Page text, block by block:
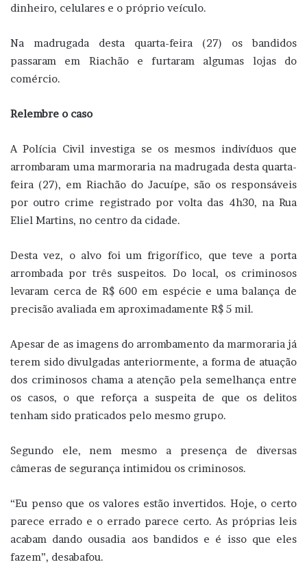
dinheiro, celulares e o próprio veículo.
Na madrugada desta quarta-feira (27) os bandidos
passaram em Riachão e furtaram algumas lojas do
comércio.
Relembre o caso
A Polícia Civil investiga se os mesmos indivíduos que
arrombaram uma marmoraria na madrugada desta quarta-
feira (27), em Riachão do Jacuípe, são os responsáveis
por outro crime registrado por volta das 4h30, na Rua
Eliel Martins, no centro da cidade.
Desta vez, o alvo foi um frigorífico, que teve a porta
arrombada por três suspeitos. Do local, os criminosos
levaram cerca de R$ 600 em espécie e uma balança de
precisão avaliada em aproximadamente R$ 5 mil.
Apesar de as imagens do arrombamento da marmoraria já
terem sido divulgadas anteriormente, a forma de atuação
dos criminosos chama a atenção pela semelhança entre
os casos, o que reforça a suspeita de que os delitos
tenham sido praticados pelo mesmo grupo.
Segundo ele, nem mesmo a presença de diversas
câmeras de segurança intimidou os criminosos.
“Eu penso que os valores estão invertidos. Hoje, o certo
parece errado e o errado parece certo. As próprias leis
acabam dando ousadia aos bandidos e é isso que eles
fazem”, desabafou.